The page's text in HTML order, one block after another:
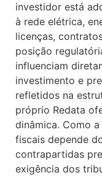
investidor está
à rede elétrica,
licenças,
posição
influenciam
investimento e
refletidos na
próprio Redata
dinâmica. Como
fiscais depende
contrapartidas
exigência dos